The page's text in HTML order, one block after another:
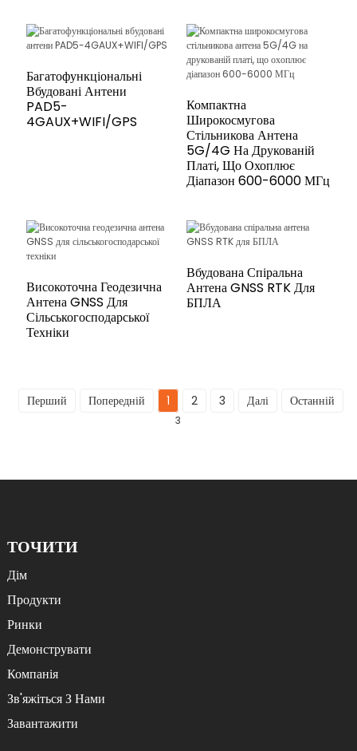
Багатофункціональні
Вбудовані Антени
PAD5-
4GAUX+WIFI/GPS
Компактна
Широкосмугова
Стільникова Антена
5G/4G На Друкованій
Платі, Що Охоплює
Діапазон 600-6000 МГц
Високоточна Геодезична
Антена GNSS Для
Сільськогосподарської
Техніки
Вбудована Спіральна
Антена GNSS RTK Для
БПЛА
Перший Попередній 1 2 3 Далі Останній
3
ТОЧИТИ
Дім
Продукти
Ринки
Демонструвати
Компанія
Зв'яжіться З Нами
Завантажити